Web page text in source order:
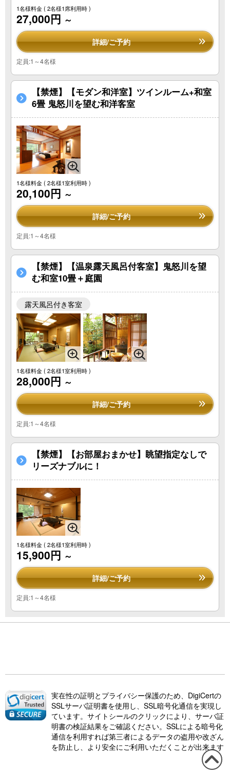
1名様料金( 2名様1席利用時 )
27,000円 ～
詳細/ご予約
定員:1～4名様
【禁煙】【モダン和洋室】ツインルーム+和室
6畳 鬼怒川を望む和洋客室
1名様料金( 2名様1室利用時 )
20,100円 ～
詳細/ご予約
定員:1～4名様
【禁煙】【温泉露天風呂付客室】鬼怒川を望
む和室10畳＋庭園
露天風呂付き客室
1名様料金( 2名様1室利用時 )
28,000円 ～
詳細/ご予約
定員:1～4名様
【禁煙】【お部屋おまかせ】眺望指定なしで
リーズナブルに！
1名様料金( 2名様1室利用時 )
15,900円 ～
詳細/ご予約
定員:1～4名様
実在性の証明とプライバシー保護のため、DigiCertの
SSLサーバ証明書を使用し、SSL暗号化通信を実現し
ています。サイトシールのクリックにより、サーバ証
明書の検証結果をご確認ください。SSLによる暗号化
通信を利用すれば第三者によるデータの盗用や改ざん
を防止し、より安全にご利用いただくことが出来ます